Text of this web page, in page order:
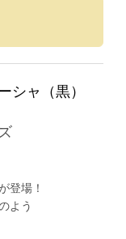
ャ（黒）
登場！
よう